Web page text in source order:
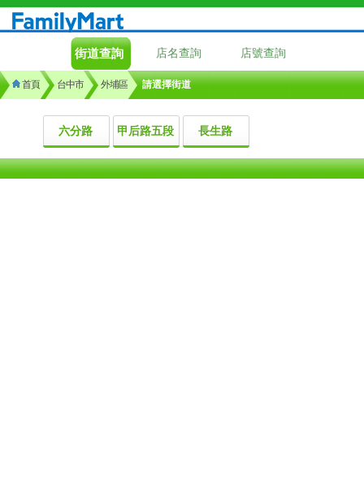
街道查詢 店名查詢 店號查詢
首頁 台中市 外埔區 請選擇街道
六分路 甲后路五段 長生路